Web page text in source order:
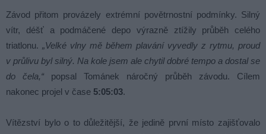
Závod přitom provázely extrémní povětrnostní podmínky. Silný
vítr, déšť a podmáčené depo výrazně ztížily průběh celého
triatlonu. „Velké vlny mě během plavání vyvedly z rytmu, proud
v průlivu byl silný. Na kole jsem ale chytil dobré tempo a dostal se
do čela,“ popsal Tománek náročný průběh závodu. Cílem
nakonec projel v čase 5:05:03.
Vítězství bylo o to důležitější, že jedině první místo zajišťovalo